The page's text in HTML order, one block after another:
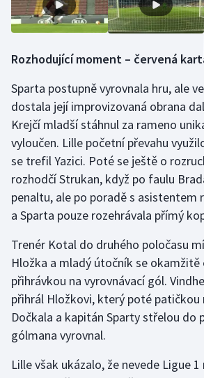
Short track
Triatlon
Veslování
Vodní slalom
Volejbal
Ostatní
Rozhodující moment –⁠ červená
Sparta postupně vyrovnala hru, ale
dostala její improvizovaná obrana
Krejčí mladší stáhnul za rameno
vyloučen. Lille početní převahu
se trefil Yazici. Poté se ještě o
rozhodčí Strukan, když po faulu
penaltu, ale po poradě s asistentem
a Sparta pouze rozehrávala přímý
Trenér Kotal do druhého poločasu
Hložka a mladý útočník se okamžitě
přihrávkou na vyrovnávací gól.
přihrál Hložkovi, který poté patičkou
Dočkala a kapitán Sparty střelou do
gólmana vyrovnal.
Lille však ukázalo, že nevede Ligue